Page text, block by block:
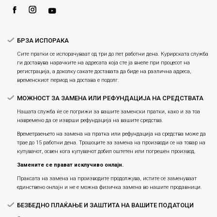
БРЗА ИСПОРАКА
Сите пратки се испорачуваат од три до пет работни дена. Курирската служба
ги доставува нарачките на адресата која сте ја внеле при процесот на
регистрација, а доколку сакате доставата да биде на различна адреса,
временскиот период на достава е подолг.
МОЖНОСТ ЗА ЗАМЕНА ИЛИ РЕФУНДАЦИЈА НА СРЕДСТВАТА
Нашата служба ќе се погрижи за вашите заменски пратки, како и за тоа
навремено да се изврши рефундација на вашите средства.
Времетраењето на замена на пратка или рефундацијa на средства може да
трае до 15 работни дена. Трошоците за замена на производи се на товар на
купувачот, освен кога купувачот добил оштетен или погрешен производ.
Замените се прават исклучиво онлајн.
Праксата на замена на производите продолжува, истите се заменуваат
единствено онлајн и не е можна физичка замена во нашите продавници.
БЕЗБЕДНО ПЛАЌАЊЕ И ЗАШТИТА НА ВАШИТЕ ПОДАТОЦИ